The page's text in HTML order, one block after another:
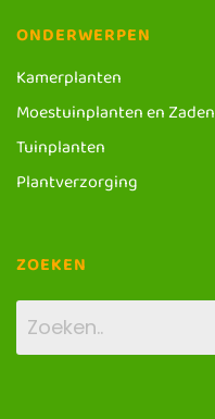
ONDERWERPEN
Kamerplanten
Moestuinplanten en Zaden
Tuinplanten
Plantverzorging
ZOEKEN